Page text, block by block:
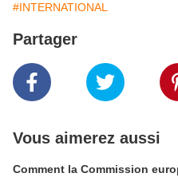
#INTERNATIONAL
Partager
Vous aimerez aussi
Comment la Commission